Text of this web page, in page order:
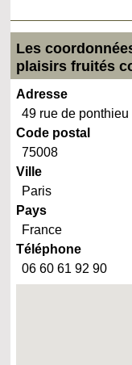
Les
plaisirs fruités
Adresse
49 rue de ponthieu
Code postal
75008
Ville
Paris
Pays
France
Téléphone
06 60 61 92 90